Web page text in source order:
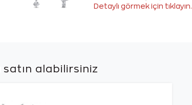
Detaylı görmek için tıklayın.
satın alabilirsiniz